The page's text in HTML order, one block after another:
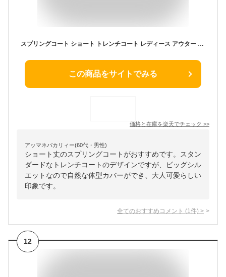
スプリングコート ショート トレンチコート レディース アウター 春 秋 コート ビッグシルエット ライトブルー/オフホワイト/ベージュ M/L/2L 【佐】 f906
この商品をサイトでみる
価格と在庫を楽天でチェック >>
アッマネバカリィー(60代・男性)
ショート丈のスプリングコートがおすすめです。スタン
ダードなトレンチコートのデザインですが、ビッグシル
エットなので自然な体型カバーができ、大人可愛らしい
印象です。
全てのおすすめコメント (1 件) >
12